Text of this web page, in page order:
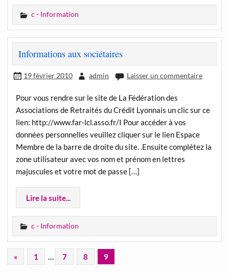
c - Information
Informations aux sociétaires
19 février 2010 admin Laisser un commentaire
Pour vous rendre sur le site de La Fédération des
Associations de Retraités du Crédit Lyonnais un clic sur ce
lien: http://www.far-lcl.asso.fr/I Pour accéder à vos
données personnelles veuillez cliquer sur le lien Espace
Membre de la barre de droite du site. .Ensuite complétez la
zone utilisateur avec vos nom et prénom en lettres
majuscules et votre mot de passe […]
Lire la suite...
c - Information
« 1 … 7 8 9